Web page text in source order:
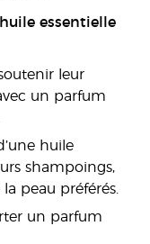
essentielle
leur
un parfum
huile
shampoings,
peau préférés.
un parfum